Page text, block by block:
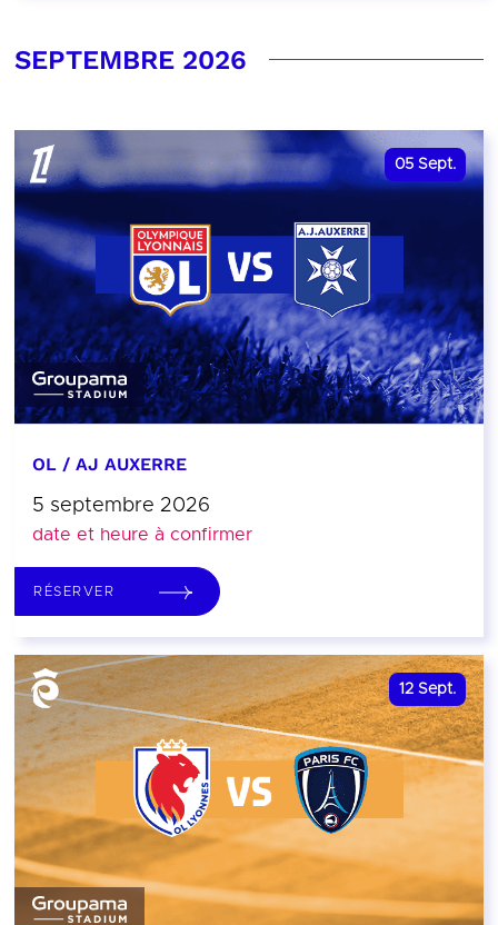
SEPTEMBRE 2026
05 Sept.
OL / AJ AUXERRE
5 septembre 2026
date et heure à confirmer
RÉSERVER
12 Sept.